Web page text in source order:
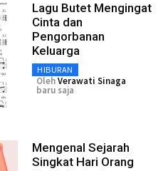
Lagu Butet Mengingat
Cinta dan
Pengorbanan
Keluarga
HIBURAN
OlehVerawati Sinaga
baru saja
Mengenal Sejarah
Singkat Hari Orang